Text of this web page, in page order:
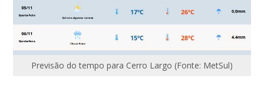
Previsão do tempo para Cerro Largo (Fonte: MetSul)